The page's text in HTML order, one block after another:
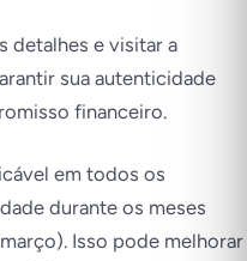
detalhes e visitar a
sua autenticidade
financeiro.
em todos os
durante os meses
Isso pode melhorar